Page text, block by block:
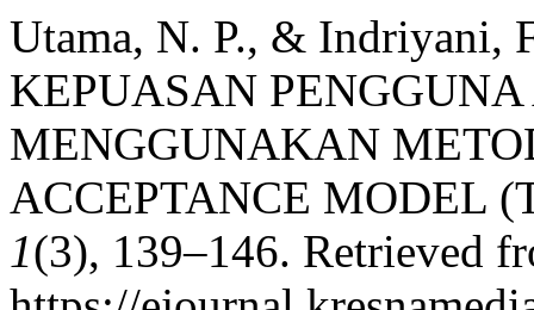
Utama, N. P., & Indriyani,
KEPUASAN
MENGGUNAKAN
ACCEPTANCE MODEL
1(3), 139–146. Retrieved